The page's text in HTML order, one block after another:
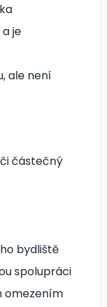
je
ale není
částečný
bydliště
spolupráci
omezením